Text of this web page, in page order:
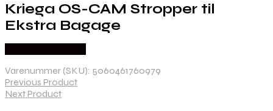
Kriega OS-CAM Stropper til
Ekstra Bagage
Varenummer (SKU): 5060461760979
Previous Product
Next Product